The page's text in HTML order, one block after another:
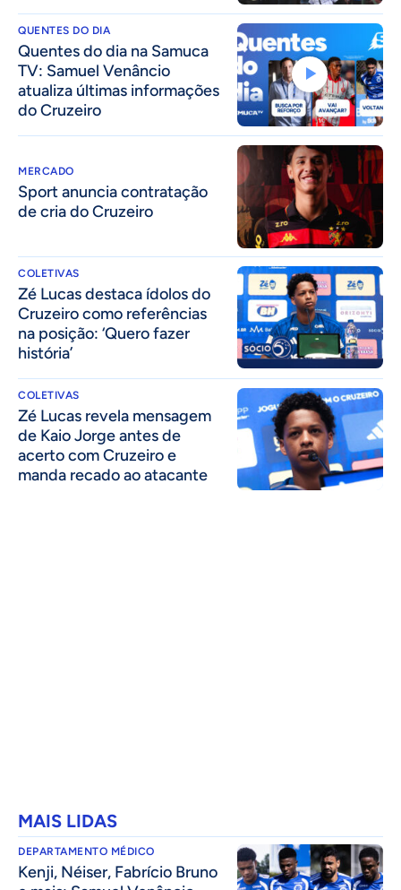
QUENTES DO DIA
Quentes do dia na Samuca
TV: Samuel Venâncio
atualiza últimas informações
do Cruzeiro
MERCADO
Sport anuncia contratação
de cria do Cruzeiro
COLETIVAS
Zé Lucas destaca ídolos do
Cruzeiro como referências
na posição: ‘Quero fazer
história’
COLETIVAS
Zé Lucas revela mensagem
de Kaio Jorge antes de
acerto com Cruzeiro e
manda recado ao atacante
MAIS LIDAS
DEPARTAMENTO MÉDICO
Kenji, Néiser, Fabrício Bruno